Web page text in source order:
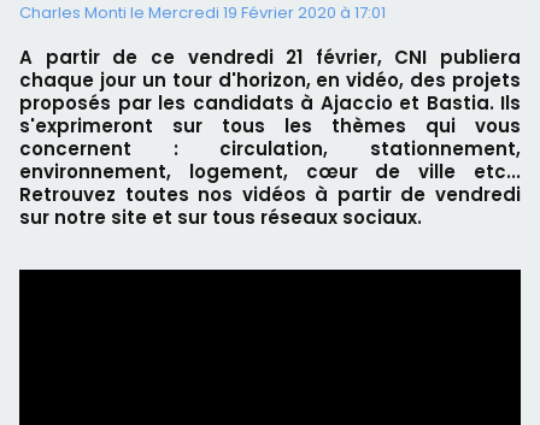
Charles Monti le Mercredi 19 Février 2020 à 17:01
A partir de ce vendredi 21 février, CNI publiera
chaque jour un tour d'horizon, en vidéo, des projets
proposés par les candidats à Ajaccio et Bastia. Ils
s'exprimeront sur tous les thèmes qui vous
concernent : circulation, stationnement,
environnement, logement, cœur de ville etc...
Retrouvez toutes nos vidéos à partir de vendredi
sur notre site et sur tous réseaux sociaux.